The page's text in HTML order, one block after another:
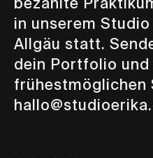
bezahlte
in unserem
Allgäu statt.
dein Portfolio und
frühestmöglichen